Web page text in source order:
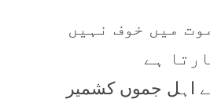
میں خوف نہیں
ہے
اہل جموں کشمیر